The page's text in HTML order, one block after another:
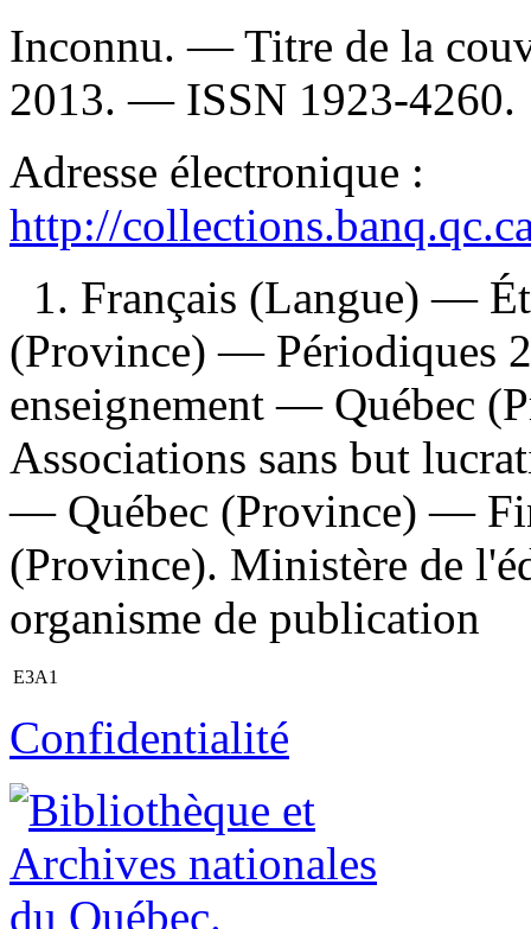
Inconnu. — Titre de la
2013. — ISSN 1923-4260.
Adresse électronique :
http://
1. Français (Langue) —
(Province) — Périodiques
enseignement — Québec
Associations sans but
— Québec (Province) —
(Province). Ministère de
organisme de publication
E3A1
Confidentialité